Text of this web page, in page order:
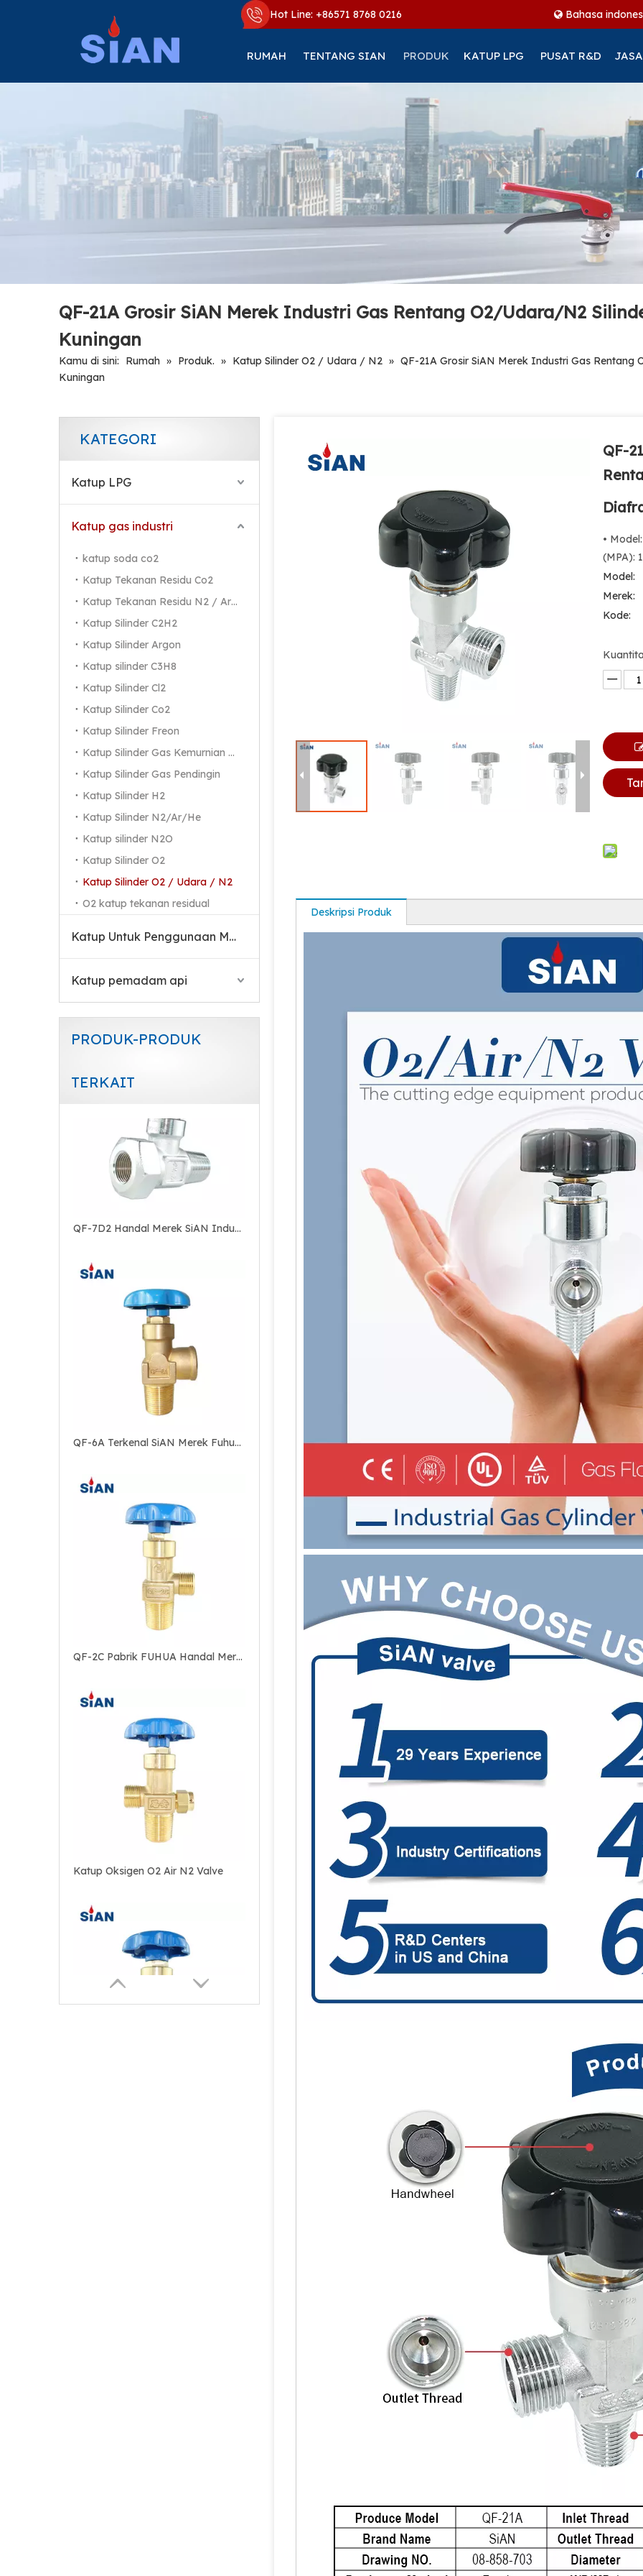
Hot Line: +86571 8768 0216 Bahasa
RUMAH TENTANG SIAN PRODUK KATUP LPG PUSAT R&D JASA
QF-21A Grosir SiAN Merek Industri Gas Rentang O2/Udara/N2
Kuningan
Kamu di sini: Rumah » Produk. » Katup Silinder O2 / Udara / N2 » QF-21A Grosir SiAN Merek Industri Gas
Kuningan
KATEGORI
Katup LPG
Katup gas industri
katup soda co2
Katup Tekanan Residu Co2
Katup Tekanan Residu N2 / Ar / He
Katup Silinder C2H2
Katup Silinder Argon
Katup silinder C3H8
Katup Silinder Cl2
Katup Silinder Co2
Katup Silinder Freon
Katup Silinder Gas Kemurnian Tinggi
Katup Silinder Gas Pendingin
Katup Silinder H2
Katup Silinder N2/Ar/He
Katup silinder N2O
Katup Silinder O2
Katup Silinder O2 / Udara / N2
O2 katup tekanan residual
Katup Untuk Penggunaan Medis
Katup pemadam api
PRODUK-PRODUK
TERKAIT
Katup Oksigen O2 Air N2 Valve
QF-
•
(MPA):
Model:
Merek:
Kode:
Deskripsi Produk